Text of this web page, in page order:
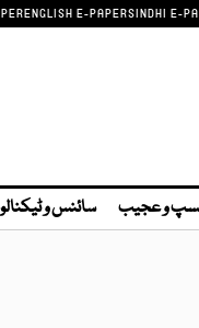
ENGLISH E-PAPERSINDHI E-
و عجیب سائنس و